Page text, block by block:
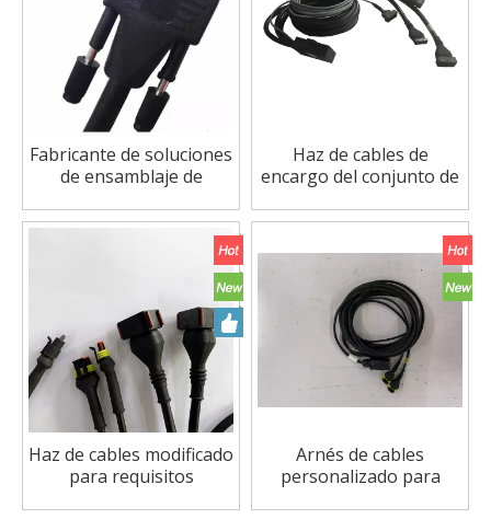
Fabricante de soluciones
de ensamblaje de
de China arnés de
cableado del motor ls
arnés de cableado de
Haz de cables de
encargo del conjunto de
remolque Isobus de
Haz de cables modificado
para requisitos
Arnés de cables
personalizado para